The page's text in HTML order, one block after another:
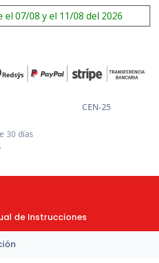
07/08 y el 11/08 del 2026
CEN-25
30 días
de Instrucciones